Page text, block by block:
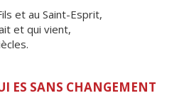
et au Saint-Esprit,
et qui vient,
ES SANS CHANGEMENT